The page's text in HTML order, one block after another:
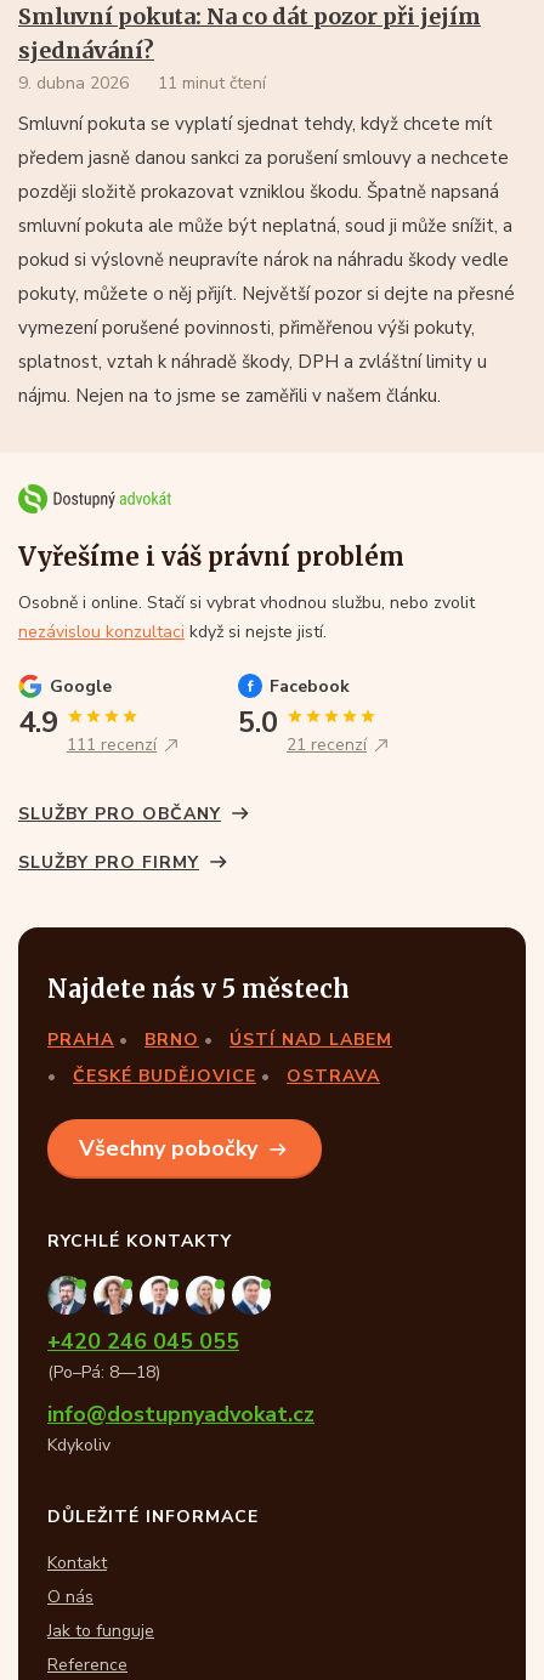
Smluvní pokuta: Na co dát pozor při jejím
sjednávání?
9. dubna 2026 11 minut čtení
Smluvní pokuta se vyplatí sjednat tehdy, když chcete mít
předem jasně danou sankci za porušení smlouvy a nechcete
později složitě prokazovat vzniklou škodu. Špatně napsaná
smluvní pokuta ale může být neplatná, soud ji může snížit, a
pokud si výslovně neupravíte nárok na náhradu škody vedle
pokuty, můžete o něj přijít. Největší pozor si dejte na přesné
vymezení porušené povinnosti, přiměřenou výši pokuty,
splatnost, vztah k náhradě škody, DPH a zvláštní limity u
nájmu. Nejen na to jsme se zaměřili v našem článku.
Vyřešíme i váš právní problém
Osobně i online. Stačí si vybrat vhodnou službu, nebo zvolit
nezávislou konzultaci když si nejste jistí.
Google
4.9
111 recenzí
Facebook
5.0
21 recenzí
SLUŽBY PRO OBČANY
SLUŽBY PRO FIRMY
Najdete nás v 5 městech
PRAHA BRNO
ÚSTÍ NAD LABEM
ČESKÉ BUDĚJOVICE
OSTRAVA
Všechny pobočky
RYCHLÉ KONTAKTY
+420 246 045 055
(Po–Pá: 8—18)
info@dostupnyadvokat.cz
Kdykoliv
DŮLEŽITÉ INFORMACE
Kontakt
O nás
Jak to funguje
Reference